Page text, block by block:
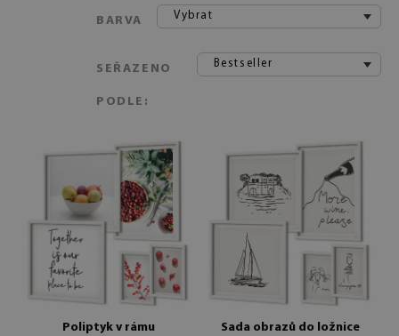
BARVA Vybrat
SEŘAZENO
PODLE:
Bestseller
Poliptyk v rámu
Sada obrazů do ložnice